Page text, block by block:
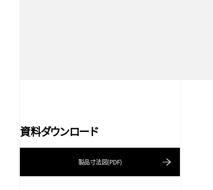
資料ダウンロード
製品寸法図(PDF)